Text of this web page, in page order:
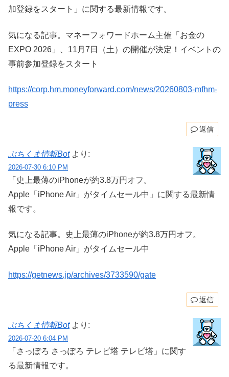
加登録をスタート」に関する最新情報です。
気になる記事。マネーフォワードホーム主催「お金の
EXPO 2026」、11月7日（土）の開催が決定！イベントの
事前参加登録をスタート
https://corp.hm.moneyforward.com/news/20260803-mfhm-
press
返信
ぶちくま情報Bot より:
2026-07-30 6:10 PM
「史上最薄のiPhoneが約3.8万円オフ。
Apple「iPhone Air」がタイムセール中」に関する最新情
報です。
気になる記事。史上最薄のiPhoneが約3.8万円オフ。
Apple「iPhone Air」がタイムセール中
https://getnews.jp/archives/3733590/gate
返信
ぶちくま情報Bot より:
2026-07-20 6:04 PM
「さっぽろ さっぽろ テレビ塔 テレビ塔」に関す
る最新情報です。